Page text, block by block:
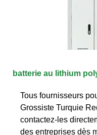
batterie au lithium
Tous fournisseurs
Grossiste Turquie
contactez-les
des entreprises dès